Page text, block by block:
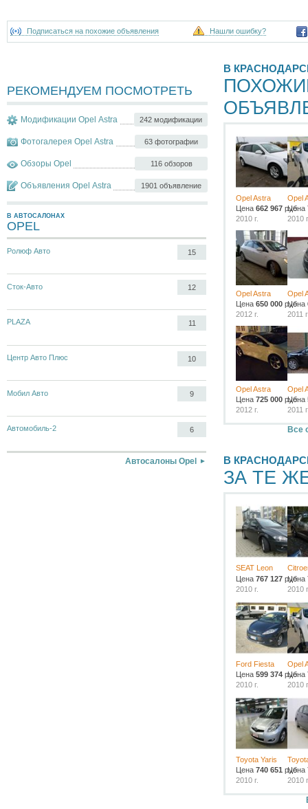
Подписаться на похожие объявления Нашли ошибку?
РЕКОМЕНДУЕМ ПОСМОТРЕТЬ
242 модификации
Модификации Opel Astra
63 фотографии
Фотогалерея Opel Astra
116 обзоров
Обзоры Opel
1901 объявление
Объявления Opel Astra
В АВТОСАЛОНАХ
OPEL
Ролюф Авто 15
Сток-Авто 12
PLAZA 11
Центр Авто Плюс 10
Мобил Авто 9
Автомобиль-2 6
Автосалоны Opel
В
Opel Astra
Цена 662 967 руб.
2010 г.
Opel
Цена
2010
Opel Astra
Цена 650 000 руб.
2012 г.
Opel
Цена
2011
Opel Astra
Цена 725 000 руб.
2012 г.
Opel
Цена
2011
Все
В
ЗА ТЕ
SEAT Leon
Цена 767 127 руб.
2010 г.
Цена
2010
Ford Fiesta
Цена 599 374 руб.
2010 г.
Opel
Цена
2010
Toyota Yaris
Цена 740 651 руб.
2010 г.
Цена
2010